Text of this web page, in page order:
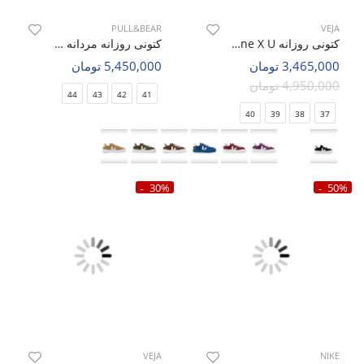
VEJA
کتونی روزانه Unisex VEJA Veja One X U
3,465,000 تومان
4,950,000 تومان
37
38
39
40
PULL&BEAR
کتونی روزانه مردانه پول اند بیر Urban Step M
5,450,000 تومان
41
42
43
44
50%
NIKE
30%
VEJA